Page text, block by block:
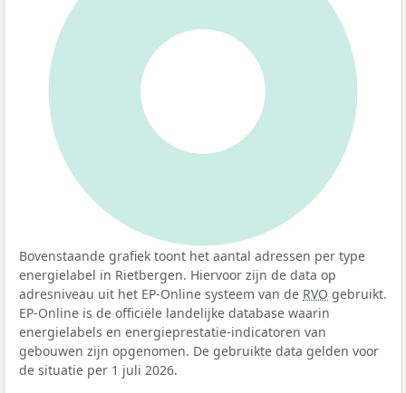
Bovenstaande grafiek toont het aantal adressen per type
energielabel in Rietbergen. Hiervoor zijn de data op
adresniveau uit het EP-Online systeem van de RVO gebruikt.
EP-Online is de officiële landelijke database waarin
energielabels en energieprestatie-indicatoren van
gebouwen zijn opgenomen. De gebruikte data gelden voor
de situatie per 1 juli 2026.